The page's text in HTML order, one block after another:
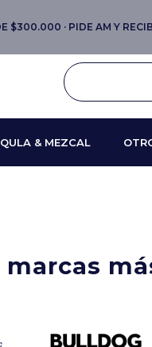
$300.000 · PIDE AM Y
& MEZCAL